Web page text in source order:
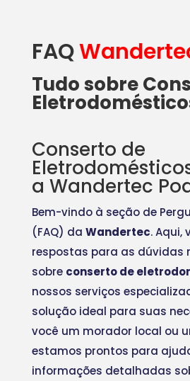
FAQ
Tudo sobre
Conserto de
a Wandertec
Bem-vindo à seção de
(FAQ) da Wandertec. Aqui,
respostas para as dúvidas
sobre conserto de
nossos serviços
solução ideal para suas
você um morador local ou
estamos prontos para
informações detalhadas